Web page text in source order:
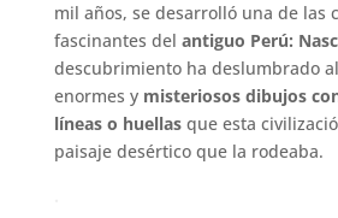
mil años, se desarrolló una de las
fascinantes del antiguo Perú:
descubrimiento ha deslumbrado
enormes y misteriosos dibujos
líneas o huellasque esta
paisaje desértico que la rodeaba.